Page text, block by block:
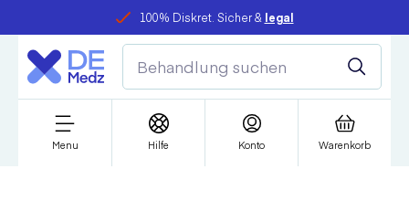
100% Diskret. Sicher & legal
Menu Hilfe Konto Warenkorb